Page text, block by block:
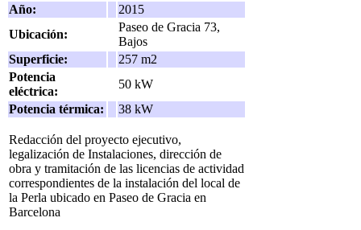
Año:
2015
Ubicación:
Paseo de Gracia 73,
Bajos
Superficie:
257 m2
Potencia
eléctrica:
50 kW
Potencia térmica:
38 kW
Redacción del proyecto ejecutivo,
legalización de Instalaciones, dirección de
obra y tramitación de las licencias de actividad
correspondientes de la instalación del local de
la Perla ubicado en Paseo de Gracia en
Barcelona